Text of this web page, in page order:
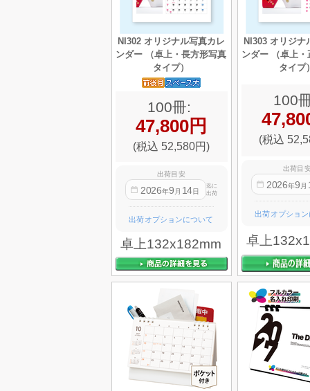
NI302 オリジナル写真カレ
ンダー （卓上・長方形写真
タイプ）
100冊:
47,800円
(税込 52,580円)
出荷目安
2026年9 月 14日
迄に
出荷
出荷オプションについて
卓上132x182mm
NI303 オリジナ
ンダー （卓上
タイプ
100
(税込
出荷目
2026年9 月
出荷オプショ
卓上